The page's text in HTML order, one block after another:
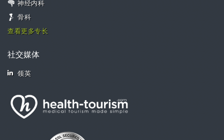
神经内科
骨科
查看更多专长
社交媒体
领英